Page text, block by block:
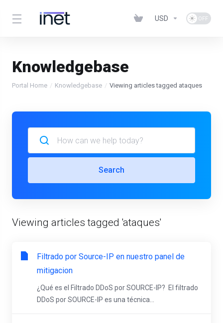
USD
Knowledgebase
Portal Home Knowledgebase Viewing articles tagged ataques
Search
Viewing articles tagged 'ataques'
Filtrado por Source-IP en nuestro panel de
mitigacion
¿Qué es el Filtrado DDoS por SOURCE-IP? El filtrado
DDoS por SOURCE-IP es una técnica...